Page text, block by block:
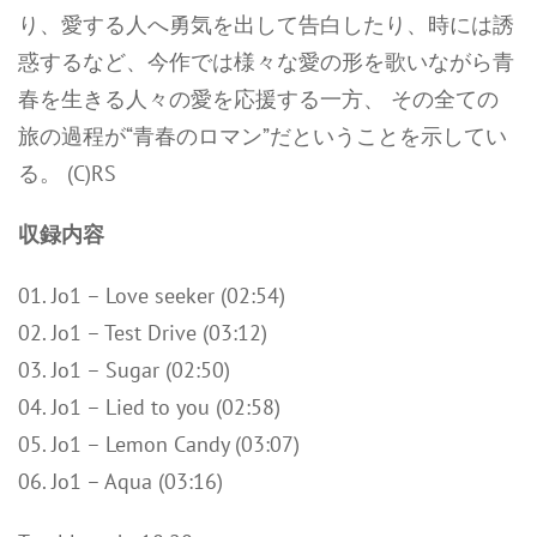
り、愛する人へ勇気を出して告白したり、時には誘
惑するなど、今作では様々な愛の形を歌いながら青
春を生きる人々の愛を応援する一方、 その全ての
旅の過程が“青春のロマン”だということを示してい
る。 (C)RS
収録内容
01. Jo1 – Love seeker (02:54)
02. Jo1 – Test Drive (03:12)
03. Jo1 – Sugar (02:50)
04. Jo1 – Lied to you (02:58)
05. Jo1 – Lemon Candy (03:07)
06. Jo1 – Aqua (03:16)